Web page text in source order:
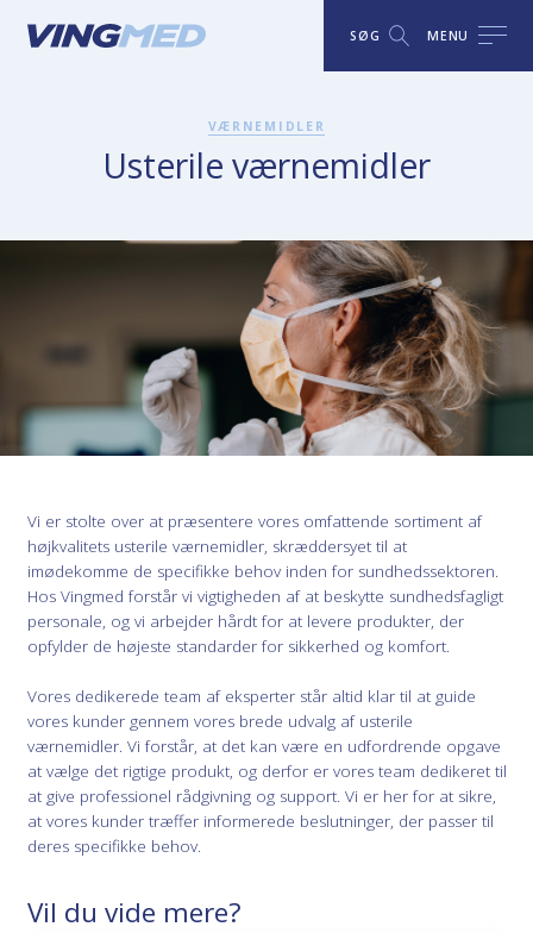
SØG MENU
VÆRNEMIDLER
Usterile værnemidler
Vi er stolte over at præsentere vores omfattende sortiment af
højkvalitets usterile værnemidler, skræddersyet til at
imødekomme de specifikke behov inden for sundhedssektoren.
Hos Vingmed forstår vi vigtigheden af at beskytte sundhedsfagligt
personale, og vi arbejder hårdt for at levere produkter, der
opfylder de højeste standarder for sikkerhed og komfort.
Vores dedikerede team af eksperter står altid klar til at guide
vores kunder gennem vores brede udvalg af usterile
værnemidler. Vi forstår, at det kan være en udfordrende opgave
at vælge det rigtige produkt, og derfor er vores team dedikeret til
at give professionel rådgivning og support. Vi er her for at sikre,
at vores kunder træffer informerede beslutninger, der passer til
deres specifikke behov.
Vil du vide mere?